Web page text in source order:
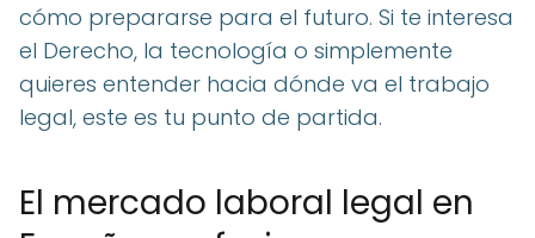
cómo prepararse para el futuro. Si te interesa
el Derecho, la tecnología o simplemente
quieres entender hacia dónde va el trabajo
legal, este es tu punto de partida.
El mercado laboral legal en